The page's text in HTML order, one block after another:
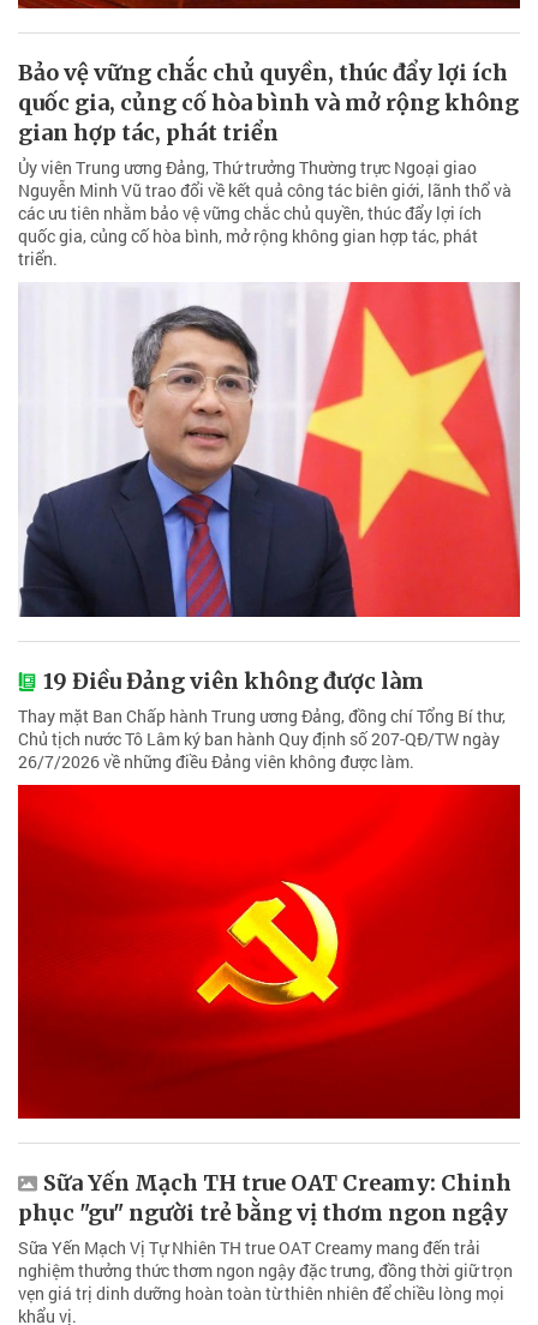
Bảo vệ vững chắc chủ quyền, thúc đẩy lợi ích
quốc gia, củng cố hòa bình và mở rộng không
gian hợp tác, phát triển
Ủy viên Trung ương Đảng, Thứ trưởng Thường trực Ngoại giao
Nguyễn Minh Vũ trao đổi về kết quả công tác biên giới, lãnh thổ và
các ưu tiên nhằm bảo vệ vững chắc chủ quyền, thúc đẩy lợi ích
quốc gia, củng cố hòa bình, mở rộng không gian hợp tác, phát
triển.
19 Điều Đảng viên không được làm
Thay mặt Ban Chấp hành Trung ương Đảng, đồng chí Tổng Bí thư,
Chủ tịch nước Tô Lâm ký ban hành Quy định số 207-QĐ/TW ngày
26/7/2026 về những điều Đảng viên không được làm.
Sữa Yến Mạch TH true OAT Creamy: Chinh
phục "gu" người trẻ bằng vị thơm ngon ngậy
Sữa Yến Mạch Vị Tự Nhiên TH true OAT Creamy mang đến trải
nghiệm thưởng thức thơm ngon ngậy đặc trưng, đồng thời giữ trọn
vẹn giá trị dinh dưỡng hoàn toàn từ thiên nhiên để chiều lòng mọi
khẩu vị.